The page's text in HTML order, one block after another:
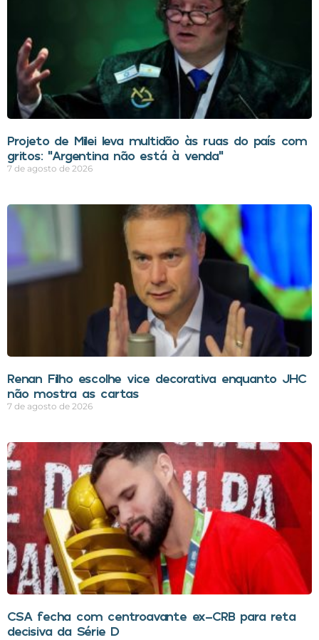
Projeto de Milei leva multidão às ruas do país com
gritos: “Argentina não está à venda”
7 de agosto de 2026
Renan Filho escolhe vice decorativa enquanto JHC
não mostra as cartas
7 de agosto de 2026
CSA fecha com centroavante ex-CRB para reta
decisiva da Série D